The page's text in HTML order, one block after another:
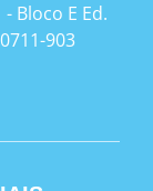
Bloco E Ed.
903